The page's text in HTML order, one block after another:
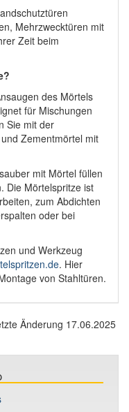
Mehrzwecktüren mit
Zeit beim
des Mörtels
für Mischungen
Sie mit der
Zementmörtel mit
mit Mörtel füllen
Die Mörtelspritze ist
zum Abdichten
oder bei
und Werkzeug
. Hier
von Stahltüren.
Änderung 17.06.2025